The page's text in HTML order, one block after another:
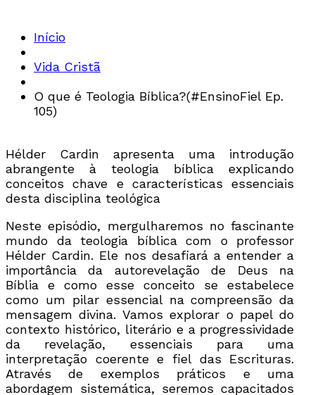
Início
Vida Cristã
O que é Teologia Bíblica?(#EnsinoFiel Ep.
105)
Hélder Cardin apresenta uma introdução
abrangente à teologia bíblica explicando
conceitos chave e características essenciais
desta disciplina teológica
Neste episódio, mergulharemos no fascinante
mundo da teologia bíblica com o professor
Hélder Cardin. Ele nos desafiará a entender a
importância da autorevelação de Deus na
Bíblia e como esse conceito se estabelece
como um pilar essencial na compreensão da
mensagem divina. Vamos explorar o papel do
contexto histórico, literário e a progressividade
da revelação, essenciais para uma
interpretação coerente e fiel das Escrituras.
Através de exemplos práticos e uma
abordagem sistemática, seremos capacitados